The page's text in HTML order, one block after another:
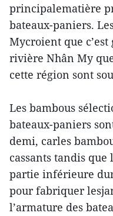
principalematière
bateaux-paniers.
Mycroient que c’est
rivière Nhân My
cette région sont
Les bambous
bateaux-paniers
demi, carles
cassants tandis que
partie inférieure
pour fabriquer
l’armature des